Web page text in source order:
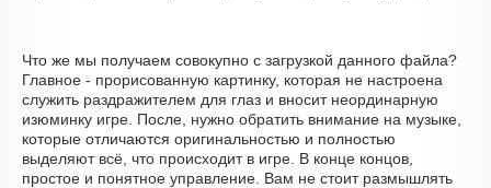
Что же мы получаем совокупно с загрузкой данного файла?
Главное - прорисованную картинку, которая не настроена
служить раздражителем для глаз и вносит неординарную
изюминку игре. После, нужно обратить внимание на музыке,
которые отличаются оригинальностью и полностью
выделяют всё, что происходит в игре. В конце концов,
простое и понятное управление. Вам не стоит размышлять